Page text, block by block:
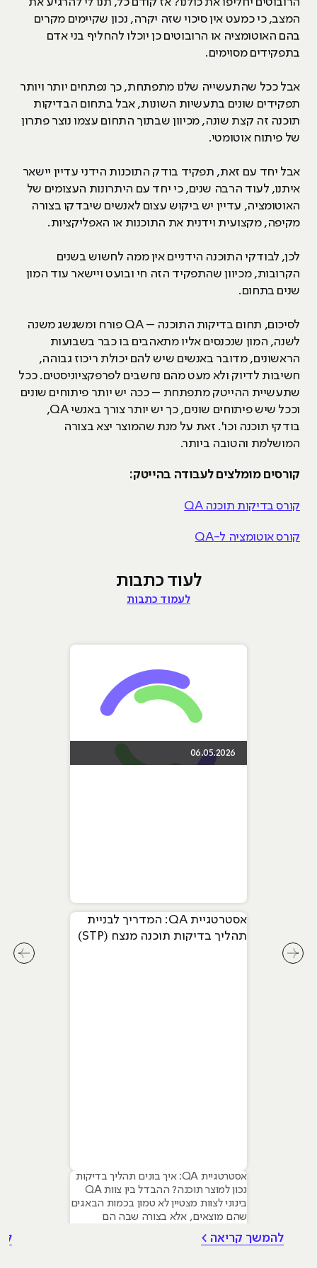
המצב, כי כמעט אין סיכוי שזה יקרה, נכון שקיימים מקרים
בהם האוטומציה או הרובוטים כן יוכלו להחליף בני אדם
בתפקידים מסוימים.
אבל ככל שהתעשייה שלנו מתפתחת, כך נפתחים יותר ויותר
תפקידים שונים בתעשיות השונות, אבל בתחום הבדיקות
תוכנה זה קצת שונה, מכיוון שבתוך התחום עצמו נוצר פתרון
של פיתוח אוטומטי.
אבל יחד עם זאת, תפקיד בודק התוכנות הידני עדיין יישאר
איתנו, לעוד הרבה שנים, כי יחד עם היתרונות העצומים של
האוטומציה, עדיין יש ביקוש עצום לאנשים שיבדקו בצורה
מקיפה, מקצועית וידנית את התוכנות או האפליקציות.
לכן, לבודקי התוכנה הידניים אין ממה לחשוש בשנים
הקרובות, מכיוון שהתפקיד הזה חי ובועט ויישאר עוד המון
שנים בתחום.
לסיכום, תחום בדיקות התוכנה – QA פורח ומשגשג משנה
לשנה, המון שנכנסים אליו מתאהבים בו כבר בשבועות
הראשונים, מדובר באנשים שיש להם יכולת ריכוז גבוהה,
חשיבות לדיוק ולא מעט מהם נחשבים לפרפקציוניסטים. ככל
שתעשיית ההייטק מתפתחת – ככה יש יותר פיתוחים שונים
וככל שיש פיתוחים שונים, כך יש יותר צורך באנשי QA,
בודקי תוכנה וכו'. זאת על מנת שהמוצר יצא בצורה
המושלמת והטובה ביותר.
קורסים מומלצים לעבודה בהייטק:
קורס בדיקות תוכנה QA
קורס אוטומציה ל-QA
לעוד כתבות
לעמוד כתבות
06.05.2026
אסטרטגיית QA: המדריך לבניית
תהליך בדיקות תוכנה מנצח (STP)
אסטרטגיית QA: איך בונים תהליך בדיקות
נכון למוצר תוכנה? ההבדל בין צוות QA
בינוני לצוות מצטיין לא טמון בכמות הבאגים
שהם מוצאים, אלא בצורה שבה הם
להמשך קריאה >
לחץ לחץ לשיקופית קודמת בסליידר מאמרים